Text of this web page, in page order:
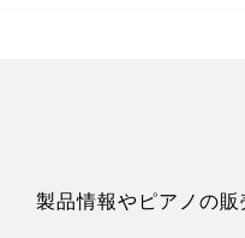
製品情報やピアノの